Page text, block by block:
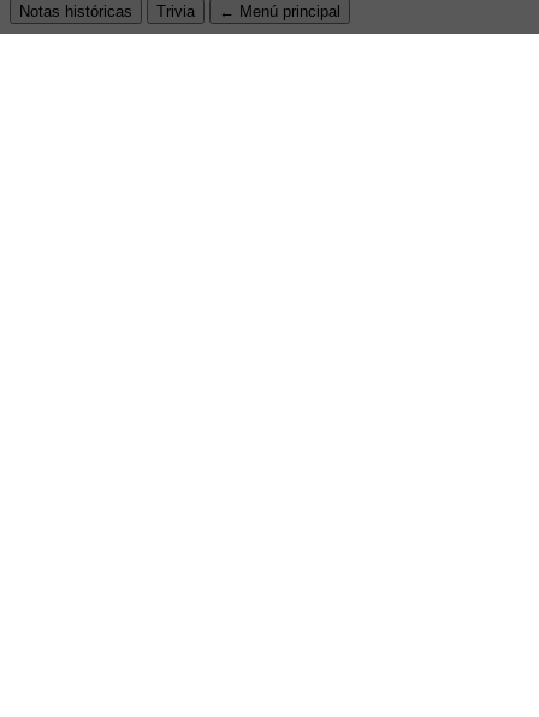
Notas históricas
Trivia ← Menú principal